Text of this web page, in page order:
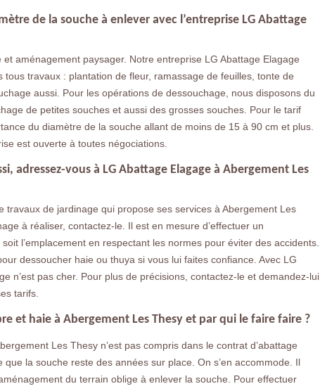
de la souche à enlever avec l’entreprise LG Abattage
aménagement paysager. Notre entreprise LG Abattage Elagage
travaux : plantation de fleur, ramassage de feuilles, tonte de
aussi. Pour les opérations de dessouchage, nous disposons du
de petites souches et aussi des grosses souches. Pour le tarif
du diamètre de la souche allant de moins de 15 à 90 cm et plus.
est ouverte à toutes négociations.
adressez-vous à LG Abattage Elagage à Abergement Les
travaux de jardinage qui propose ses services à Abergement Les
à réaliser, contactez-le. Il est en mesure d’effectuer un
l’emplacement en respectant les normes pour éviter des accidents.
dessoucher haie ou thuya si vous lui faites confiance. Avec LG
n’est pas cher. Pour plus de précisions, contactez-le et demandez-lui
tarifs.
et haie à Abergement Les Thesy et par qui le faire faire ?
Les Thesy n’est pas compris dans le contrat d’abattage
la souche reste des années sur place. On s’en accommode. Il
du terrain oblige à enlever la souche. Pour effectuer